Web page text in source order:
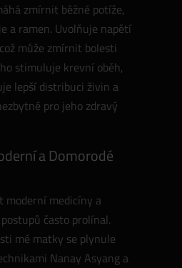
zmírnit běžné potíže,
a ramen. Uvolňuje napětí
může zmírnit bolesti
stimuluje krevní oběh,
lepší distribuci živin a
pro jeho zdravý
a Domorodé
moderní medicíny a
často prolínal.
mé matky se plynule
Nanay Asyang a